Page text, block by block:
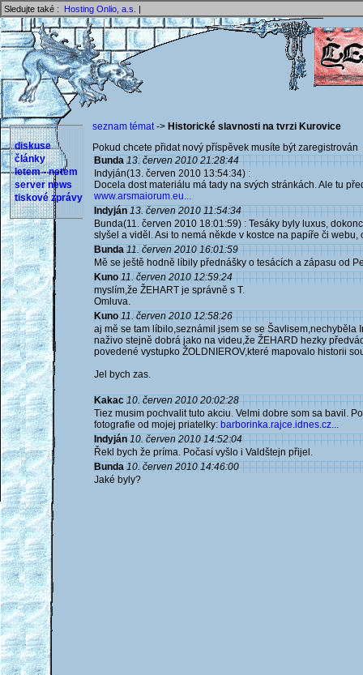
Sledujte také : Hosting Onlio, a.s. |
diskuse
články
letem - netem
server news
tiskové zprávy
seznam témat-> Historické slavnosti na tvrzi Kurovice
Pokud chcete přidat nový příspěvek musíte být
Bunda 13. červen 2010 21:28:44
Indyján(13. červen 2010 13:54:34) :
Docela dost materiálu má tady na svých stránkách. Ale tu
www.arsmaiorum.eu...
Indyján 13. červen 2010 11:54:34
Bunda(11. červen 2010 18:01:59) : Tesáky byly luxus,
slyšel a viděl. Asi to nemá někde v kostce na papíře či webu,
Bunda 11. červen 2010 16:01:59
Mě se ještě hodně líbily přednášky o tesácích a zápasu od
Kuno 11. červen 2010 12:59:24
myslím,že ŽEHART je správně s T.
Omluva.
Kuno 11. červen 2010 12:58:26
aj mě se tam líbilo,seznámil jsem se se Šavlisem,nechyběla
naživo stejně dobrá jako na videu,že ŽEHARD hezky
povedené vystupko ŽOLDNIEROV,které mapovalo historii
Jel bych zas.
Kakac 10. červen 2010 20:02:28
Tiez musim pochvalit tuto akciu. Velmi dobre som sa bavil.
fotografie od mojej priatelky: barborinka.rajce.idnes.cz...
Indyján 10. červen 2010 14:52:04
Řekl bych že príma. Počasí vyšlo i Valdštejn přijel.
Bunda 10. červen 2010 14:46:00
Jaké byly?